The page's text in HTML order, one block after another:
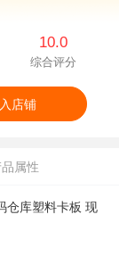
10.0
综合评分
店铺
属性
仓库塑料卡板 现